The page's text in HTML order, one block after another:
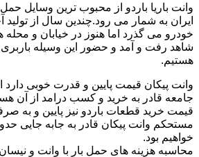
وانت باریا باردو از محبوب ترین وسایل
ایران به شمار می رود.چندین سال از تولید
خودرو می گذرد اما هنوز در خیابان و محله
شاهد رفت و آمد و حضور این وسیله
هستیم.
وانت پیکان قیمت پایین و قدرت خوبی دارد
جامعه قادر به خرید و کسب درامد از آن
قیمت خرید قطعات باردو نیز پایین و
مستحکم وانت پیکان قادر به جابه جایی
خواهیم بود.
محاسبه هزینه های حمل بار با وانت و نیسان